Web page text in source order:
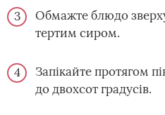
Обмажте блюдо
тертим сиром.
Запікайте протягом
до двохсот градусів.